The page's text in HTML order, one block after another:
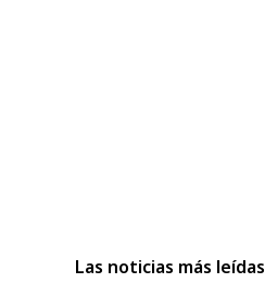
Las noticias más leídas